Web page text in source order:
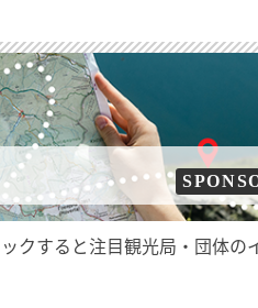
クすると注目観光局・団体の